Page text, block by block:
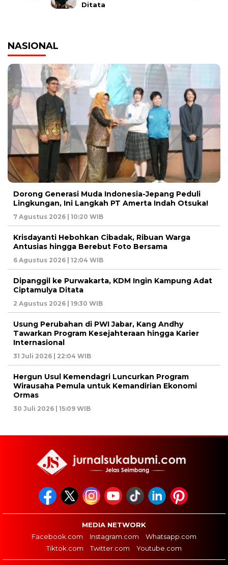
Ditata
NASIONAL
Dorong Generasi Muda Indonesia-Jepang Peduli
Lingkungan, Ini Langkah PT Amerta Indah Otsuka!
7 Agustus 2026 | 10:20 WIB
Krisdayanti Hebohkan Cibadak, Ribuan Warga
Antusias hingga Berebut Foto Bersama
6 Agustus 2026 | 12:04 WIB
Dipanggil ke Purwakarta, KDM Ingin Kampung Adat
Ciptamulya Ditata
2 Agustus 2026 | 19:30 WIB
Usung Perubahan di PWI Jabar, Kang Andhy
Tawarkan Program Kesejahteraan hingga Karier
Internasional
31 Juli 2026 | 22:04 WIB
Hergun Usul Kemendagri Luncurkan Program
Wirausaha Pemula untuk Kemandirian Ekonomi
Ormas
30 Juli 2026 | 15:09 WIB
MEDIA NETWORK
Facebook.com
Instagram.com
Whatsapp.com
Tiktok.com
Twitter.com Youtube.com